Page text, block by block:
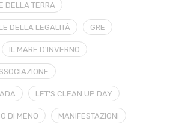
DELLA TERRA
DELLA LEGALITÀ GRE
IL MARE D'INVERNO
LET'S CLEAN UP DAY
DI MENO MANIFESTAZIONI